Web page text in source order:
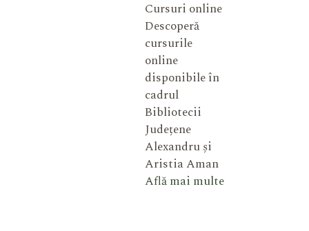
Cursuri online
Descoperă
cursurile
online
disponibile în
cadrul
Bibliotecii
Județene
Alexandru și
Aristia Aman
Află mai multe